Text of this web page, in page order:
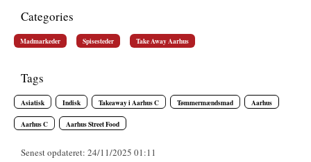
Categories
Madmarkeder Spisesteder Take Away Aarhus
Tags
Asiatisk Indisk Takeaway i Aarhus C Tømmermændsmad Aarhus
Aarhus C Aarhus Street Food
Senest opdateret: 24/11/2025 01:11